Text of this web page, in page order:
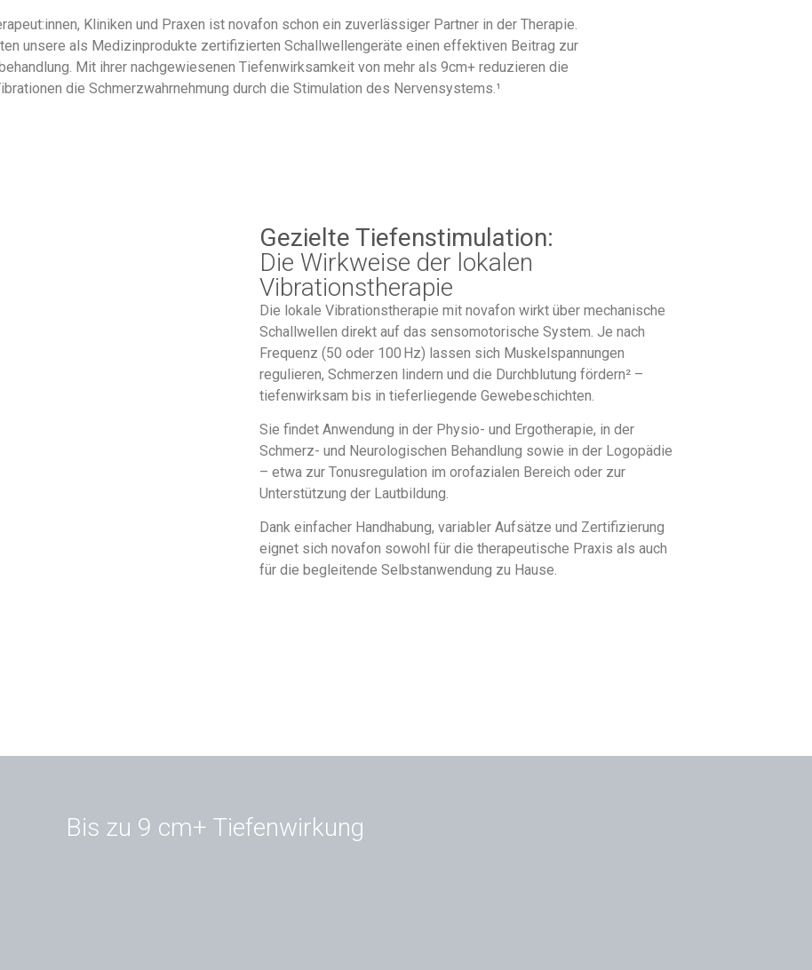
Kliniken und Praxen ist novafon schon ein zuverlässiger Partner in der Therapie.
unsere als Medizinprodukte zertifizierten Schallwellengeräte einen effektiven Beitrag zur
Mit ihrer nachgewiesenen Tiefenwirksamkeit von mehr als 9cm+ reduzieren die
die Schmerzwahrnehmung durch die Stimulation des Nervensystems.¹
Gezielte Tiefenstimulation:
Die Wirkweise der lokalen
Vibrationstherapie
Die lokale Vibrationstherapie mit novafon wirkt über mechanische
Schallwellen direkt auf das sensomotorische System. Je nach
Frequenz (50 oder 100 Hz) lassen sich Muskelspannungen
regulieren, Schmerzen lindern und die Durchblutung fördern² –
tiefenwirksam bis in tieferliegende Gewebeschichten.
Sie findet Anwendung in der Physio- und Ergotherapie, in der
Schmerz- und Neurologischen Behandlung sowie in der Logopädie
– etwa zur Tonusregulation im orofazialen Bereich oder zur
Unterstützung der Lautbildung.
Dank einfacher Handhabung, variabler Aufsätze und Zertifizierung
eignet sich novafon sowohl für die therapeutische Praxis als auch
für die begleitende Selbstanwendung zu Hause.
Bis zu 9 cm+ Tiefenwirkung